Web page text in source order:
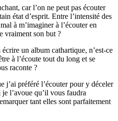
car l’on ne peut pas écouter
état d’esprit. Entre l’intensité des
à m’imaginer à l’écouter en
vraiment son but ?
un album cathartique, n’est-ce
à l’écoute tout du long et se
raconte ?
j’ai préféré l’écouter pour y déceler
l’avoue qu’il vous faudra
tant elles sont parfaitement